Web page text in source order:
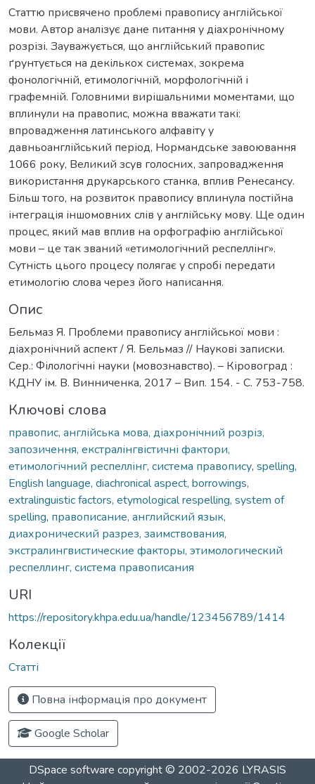
Статтю присвячено проблемі правопису англійської
мови. Автор аналізує дане питання у діахронічному
розрізі. Зауважується, що англійський правопис
ґрунтується на декількох системах, зокрема
фонологічній, етимологічній, морфологічній і
графемній. Головними вирішальними моментами, що
вплинули на правопис, можна вважати такі:
впровадження латинського алфавіту у
давньоанглійський період, Нормандське завоювання
1066 року, Великий зсув голосних, запровадження
використання друкарського станка, вплив Ренесансу.
Більш того, на розвиток правопису вплинула постійна
інтеграція іншомовних слів у англійську мову. Ще один
процес, який мав вплив на орфографію англійської
мови – це так званий «етимологічний респеллінг».
Сутність цього процесу полягає у спробі передати
етимологію слова через його написання.
Опис
Бельмаз Я. Проблеми правопису англійської мови :
діахронічний аспект / Я. Бельмаз // Наукові записки.
Сер.: Філологічні науки (мовознавство). – Кіровоград :
КДНУ ім. В. Винниченка, 2017 – Вип. 154. - С. 753-758.
Ключові слова
правопис, англійська мова, діахронічний розріз,
запозичення, екстралінгвістичні фактори,
етимологічний респеллінг, система правопису, spelling,
English language, diachronical aspect, borrowings,
extralinguistic factors, etymological respelling, system of
spelling, правописание, английский язык,
диахронический разрез, заимствования,
экстралингвистические факторы, этимологический
респеллинг, система правописания
URI
https://repository.khpa.edu.ua/handle/123456789/1414
Колекції
Статті
Повна інформація про документ
Google Scholar
DSpace software copyright © 2002-2026 LYRASIS